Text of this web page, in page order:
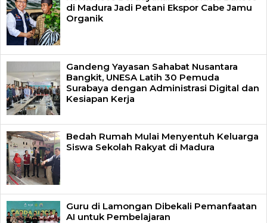
di Madura Jadi Petani Ekspor Cabe Jamu
Organik
Gandeng Yayasan Sahabat Nusantara
Bangkit, UNESA Latih 30 Pemuda
Surabaya dengan Administrasi Digital dan
Kesiapan Kerja
Bedah Rumah Mulai Menyentuh Keluarga
Siswa Sekolah Rakyat di Madura
Guru di Lamongan Dibekali Pemanfaatan
AI untuk Pembelajaran